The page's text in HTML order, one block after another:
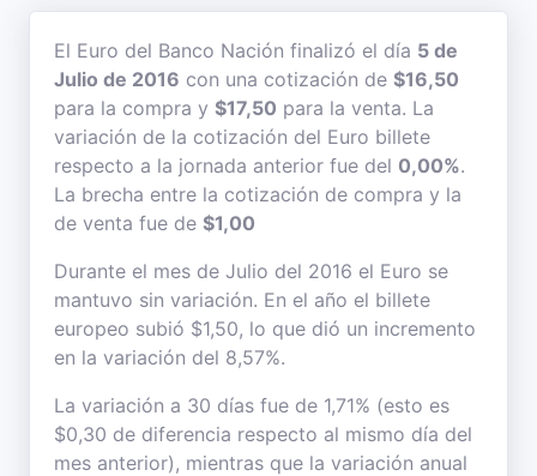
El Euro del Banco Nación finalizó el día 5 de
Julio de 2016 con una cotización de $16,50
para la compra y $17,50 para la venta. La
variación de la cotización del Euro billete
respecto a la jornada anterior fue del 0,00%.
La brecha entre la cotización de compra y la
de venta fue de $1,00
Durante el mes de Julio del 2016 el Euro se
mantuvo sin variación. En el año el billete
europeo subió $1,50, lo que dió un incremento
en la variación del 8,57%.
La variación a 30 días fue de 1,71% (esto es
$0,30 de diferencia respecto al mismo día del
mes anterior), mientras que la variación anual